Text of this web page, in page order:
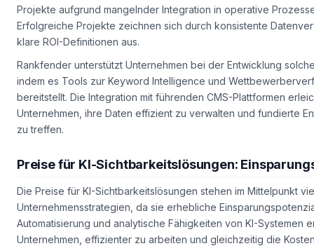
Projekte aufgrund mangelnder Integration in operative
Erfolgreiche Projekte zeichnen sich durch konsistente
klare ROI-Definitionen aus.
Rankfender unterstützt Unternehmen bei der Entwicklung
indem es Tools zur Keyword Intelligence und
bereitstellt. Die Integration mit führenden CMS-Plattformen
Unternehmen, ihre Daten effizient zu verwalten und fundierte
zu treffen.
Preise für KI-Sichtbarkeitslösungen:
Die Preise für KI-Sichtbarkeitslösungen stehen im Mittelpunkt
Unternehmensstrategien, da sie erhebliche
Automatisierung und analytische Fähigkeiten von KI-Systemen
Unternehmen, effizienter zu arbeiten und gleichzeitig die